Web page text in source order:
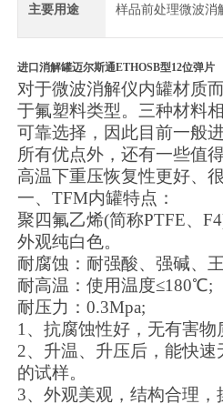
主要用途 样品前处理微波消
进口消解罐迈尔斯通ETHOSB型12位弹片
对于微波消解仪内罐材质
于氟塑料类型。三种材料
可靠选择，因此目前一般
所有优点外，还有一些值
高温下重压恢复性更好、
一、TFM内罐特点：
聚四氟乙烯(简称PTFE、
外观纯白色。
耐腐蚀：耐强酸、强碱、
耐高温：使用温度≤180℃;
耐压力：0.3Mpa;
1、抗腐蚀性好，无有害物
2、升温、升压后，能快
的试样。
3、外观美观，结构合理，